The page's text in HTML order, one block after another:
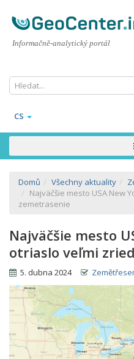
Informačně-analytický portál
CS
Domů Všechny aktuality
Najväčšie mesto USA New
zemetrasenie
Najväčšie mesto
otriaslo veľmi
5. dubna 2024